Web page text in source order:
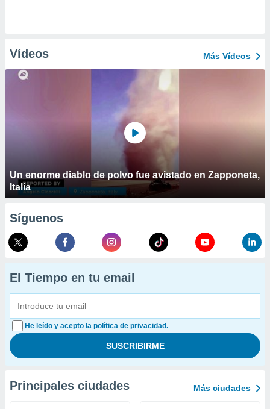
Vídeos Más Vídeos
Un enorme diablo de polvo fue avistado en Zapponeta,
Italia
Síguenos
El Tiempo en tu email
He leído y acepto la política de privacidad.
Principales ciudades Más ciudades